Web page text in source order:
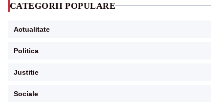
CATEGORII POPULARE
Actualitate
Politica
Justitie
Sociale